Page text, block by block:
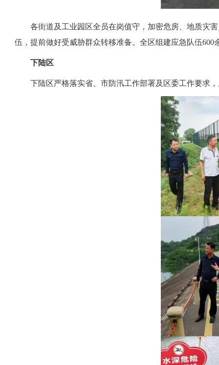
各街道及工业园区全员在岗值守，加密危房、地质灾
伍，提前做好受威胁群众转移准备。全区组建应急队伍
下陆区
下陆区严格落实省、市防汛工作部署及区委工作要求